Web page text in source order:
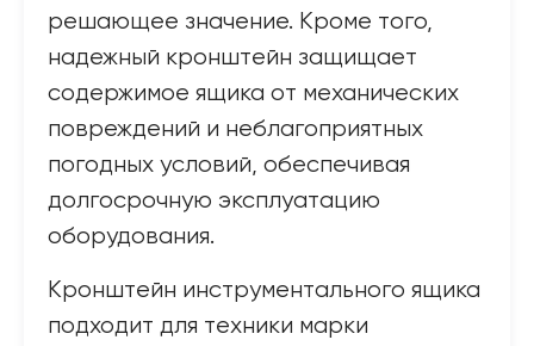
решающее значение. Кроме того,
надежный кронштейн защищает
содержимое ящика от механических
повреждений и неблагоприятных
погодных условий, обеспечивая
долгосрочную эксплуатацию
оборудования.
Кронштейн инструментального ящика
подходит для техники марки